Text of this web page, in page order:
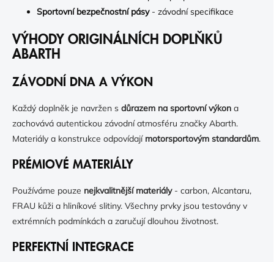
Sportovní bezpečnostní pásy- závodní specifikace
VÝHODY ORIGINÁLNÍCH DOPLŇKŮ
ABARTH
ZÁVODNÍ DNA A VÝKON
Každý doplněk je navržen s důrazem na sportovní výkon a
zachovává autentickou závodní atmosféru značky Abarth.
Materiály a konstrukce odpovídají motorsportovým standardům.
PRÉMIOVÉ MATERIÁLY
Používáme pouze nejkvalitnější materiály- carbon, Alcantaru,
FRAU kůži a hliníkové slitiny. Všechny prvky jsou testovány v
extrémních podmínkách a zaručují dlouhou životnost.
PERFEKTNÍ INTEGRACE